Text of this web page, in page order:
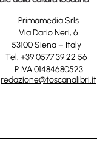
Primamedia Srls
Via Dario Neri, 6
53100 Siena – Italy
Tel. +39 0577 39 22 56
P.IVA 01484680523
redazione@toscanalibri.it